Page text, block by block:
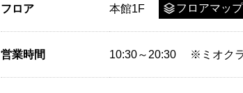
フロア 本館1F フロアマップ
営業時間 10:30～20:30 ※ミオクラ